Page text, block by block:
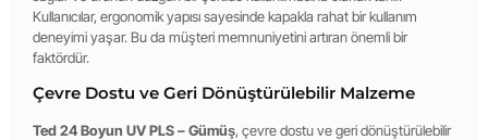
Kullanıcılar, ergonomik yapısı sayesinde kapakla rahat bir kullanım
deneyimi yaşar. Bu da müşteri memnuniyetini artıran önemli bir
faktördür.
Çevre Dostu ve Geri Dönüştürülebilir Malzeme
Ted 24 Boyun UV PLS – Gümüş, çevre dostu ve geri dönüştürülebilir